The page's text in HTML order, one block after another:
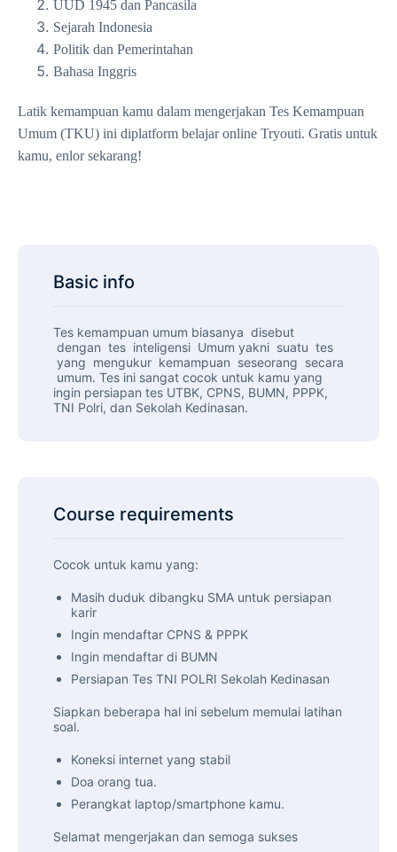
UUD 1945 dan Pancasila
Sejarah Indonesia
Politik dan Pemerintahan
Bahasa Inggris
Latik kemampuan kamu dalam mengerjakan Tes Kemampuan
Umum (TKU) ini diplatform belajar online Tryouti. Gratis untuk
kamu, enlor sekarang!
Basic info
Tes kemampuan umum biasanya disebut
dengan tes inteligensi Umum yakni suatu tes
yang mengukur kemampuan seseorang secara
umum. Tes ini sangat cocok untuk kamu yang
ingin persiapan tes UTBK, CPNS, BUMN, PPPK,
TNI Polri, dan Sekolah Kedinasan.
Course requirements
Cocok untuk kamu yang:
Masih duduk dibangku SMA untuk persiapan
karir
Ingin mendaftar CPNS & PPPK
Ingin mendaftar di BUMN
Persiapan Tes TNI POLRI Sekolah Kedinasan
Siapkan beberapa hal ini sebelum memulai latihan
soal.
Koneksi internet yang stabil
Doa orang tua.
Perangkat laptop/smartphone kamu.
Selamat mengerjakan dan semoga sukses